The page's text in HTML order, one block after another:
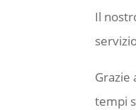
Il
Grazie
tempi